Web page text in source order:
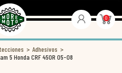
0
Adhesivos
5 Honda CRF 450R 05-08